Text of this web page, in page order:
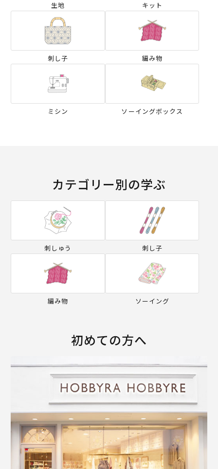
生地 キット
刺し子 編み物
ミシン ソーイングボックス
カテゴリー別の学ぶ
刺しゅう 刺し子
編み物 ソーイング
初めての方へ